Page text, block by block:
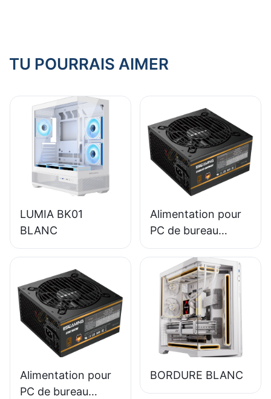
TU POURRAIS AIMER
LUMIA BK01
BLANC
Alimentation pour
PC de bureau
ESGAMING 650W,
module complet,
haute qualité,
rendement 85 %,
certification 80+
Bronze ESB650W
Alimentation pour
PC de bureau
BORDURE BLANC